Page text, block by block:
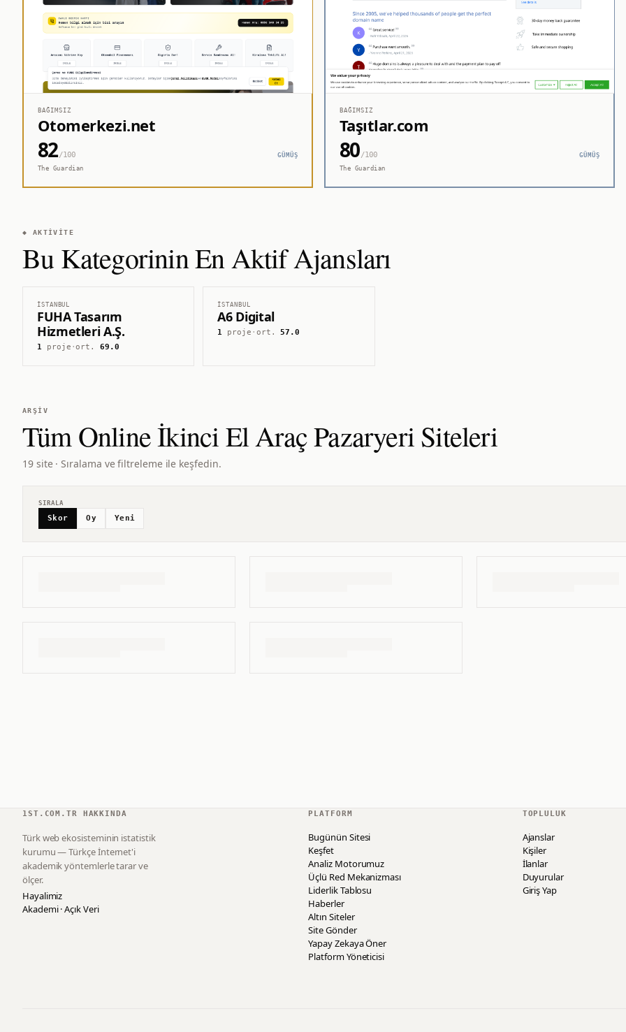
BAĞIMSIZ
Otomerkezi.net
82/100
GÜMÜŞ
The Guardian
BAĞIMSIZ
Taşıtlar.com
80/100
GÜMÜŞ
The Guardian
◆ AKTIVITE
Bu Kategorinin En Aktif Ajansları
İSTANBUL
FUHA Tasarım
Hizmetleri A.Ş.
1proje ·ort.69.0
İSTANBUL
A6 Digital
1 proje · ort.57.0
ARŞIV
TümOnline İkinci El Araç PazaryeriSiteleri
19 site · Sıralama ve filtreleme ile keşfedin.
SIRALA
Skor Oy Yeni
1ST.COM.TR HAKKINDA
Türk web ekosisteminin istatistik
kurumu — Türkçe İnternet'i
akademik yöntemlerle tarar ve
ölçer.
Hayalimiz
Akademi · Açık Veri
PLATFORM
Bugünün Sitesi
Keşfet
Analiz Motorumuz
Üçlü Red Mekanizması
Liderlik Tablosu
Haberler
Altın Siteler
Site Gönder
Yapay Zekaya Öner
Platform Yöneticisi
TOPLULUK
Ajanslar
Kişiler
İlanlar
Duyurular
Giriş Yap